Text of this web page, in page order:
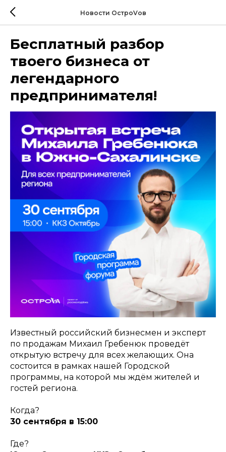
Новости ОстроVов
Бесплатный разбор
твоего бизнеса от
легендарного
предпринимателя!
Известный российский бизнесмен и эксперт
по продажам Михаил Гребенюк проведёт
открытую встречу для всех желающих. Она
состоится в рамках нашей Городской
программы, на которой мы ждём жителей и
гостей региона.
Когда?
30 сентября в 15:00
Где?